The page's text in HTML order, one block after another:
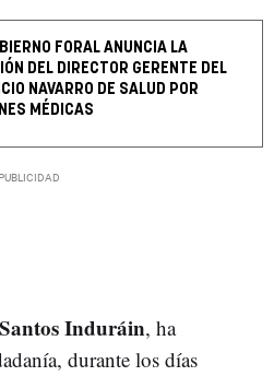
FORAL ANUNCIA LA
DEL DIRECTOR GERENTE DEL
NAVARRO DE SALUD POR
MÉDICAS
Santos Induráin, ha
durante los días